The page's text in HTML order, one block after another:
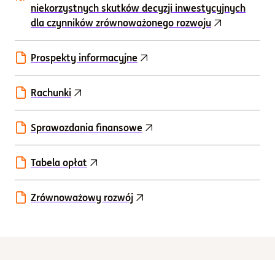
niekorzystnych skutków decyzji inwestycyjnych
dla czynników zrównoważonego rozwoju
Prospekty informacyjne
Rachunki
Sprawozdania finansowe
Tabela opłat
Zrównoważowy rozwój